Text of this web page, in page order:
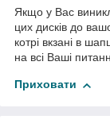
Якщо у Вас
цих дисків до
котрі вкзані в
на всі Ваші
Приховати